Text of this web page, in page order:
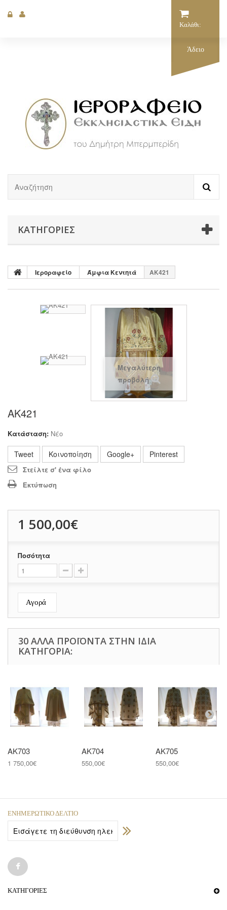
Καλάθι:
Άδειο
ΚΑΤΗΓΟΡΊΕΣ
Ιεροραφείο Άμφια Κεντητά AK421
Μεγαλύτερη
προβολή
AK421
Κατάσταση: Νέο
Tweet Κοινοποίηση Google+ Pinterest
Στείλτε σ' ένα φίλο
Εκτύπωση
1 500,00€
Ποσότητα
Αγορά
30 ΆΛΛΑ ΠΡΟΪΌΝΤΑ ΣΤΗΝ ΊΔΙΑ
ΚΑΤΗΓΟΡΊΑ:
ΑΚ703
1 750,00€
ΑΚ704
550,00€
ΑΚ705
550,00€
ΕΝΗΜΕΡΩΤΙΚΌ ΔΕΛΤΊΟ
ΚΑΤΗΓΟΡΊΕΣ